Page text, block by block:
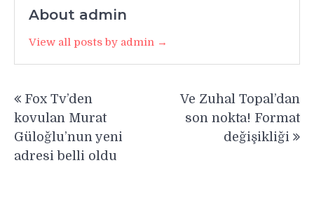
About admin
View all posts by admin →
gezinmesi
Fox Tv’den
kovulan Murat
Güloğlu’nun yeni
adresi belli oldu
Ve Zuhal Topal’dan
son nokta! Format
değişikliği